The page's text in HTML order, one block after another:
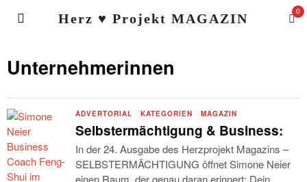
Herz ♥ Projekt MAGAZIN 0
Unternehmerinnen
ADVERTORIAL · KATEGORIEN · MAGAZIN
Selbstermächtigung & Business:
In der 24. Ausgabe des Herzprojekt Magazins –
SELBSTERMÄCHTIGUNG öffnet Simone Neier
einen Raum, der genau daran erinnert: Dein